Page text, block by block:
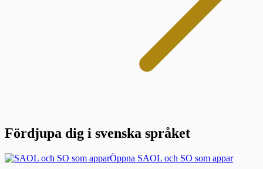
Fördjupa dig i svenska språket
Öppna SAOL och SO som appar